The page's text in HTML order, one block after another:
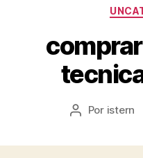
Autor
Por istern